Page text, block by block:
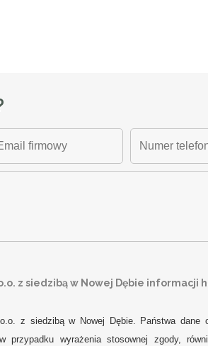
z siedzibą w Nowej Dębie informacji
z siedzibą w Nowej Dębie. Państwa dane
przypadku wyrażenia stosownej zgody,